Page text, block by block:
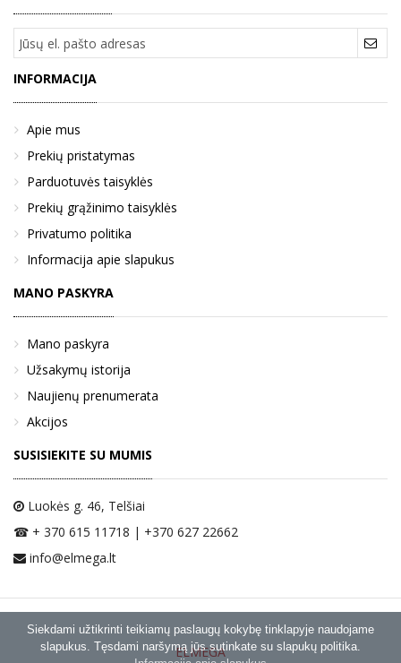
Siekdami užtikrinti teikiamų paslaugų kokybę tinklapyje naudojame
slapukus. Tęsdami naršymą jūs sutinkate su slapukų politika.
INFORMACIJA
Apie mus
Prekių pristatymas
Parduotuvės taisyklės
Prekių grąžinimo taisyklės
Privatumo politika
Informacija apie slapukus
MANO PASKYRA
Mano paskyra
Užsakymų istorija
Naujienų prenumerata
Akcijos
SUSISIEKITE SU MUMIS
Luokės g. 46, Telšiai
☎ + 370 615 11718 | +370 627 22662
info@elmega.lt
ELMEGA